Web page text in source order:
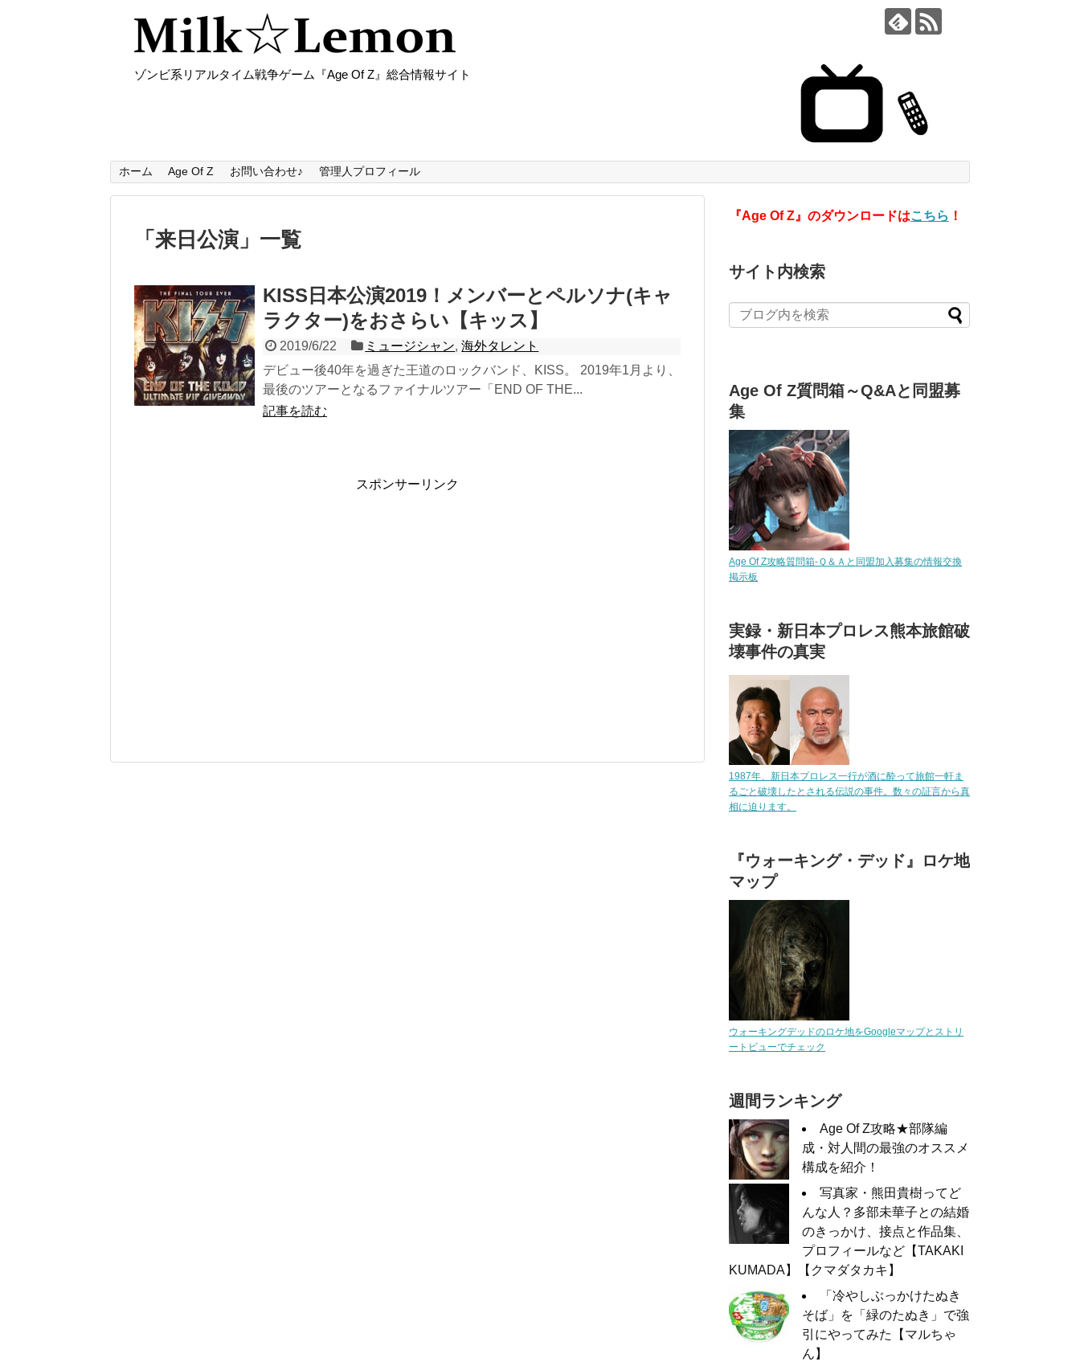
ゾンビ系リアルタイム戦争ゲーム『Age Of Z』総合情報サイト
ホーム Age Of Z お問い合わせ♪ 管理人プロフィール
「 来日公演 」 一覧
KISS日本公演2019！メンバーとペルソナ(キャ
ラクター)をおさらい【キッス】
2019/6/22 ミュージシャン,海外タレント
デビュー後40年を過ぎた王道のロックバンド、KISS。 2019年1月より、
最後のツアーとなるファイナルツアー「END OF THE...
記事を読む
スポンサーリンク
『Age Of Z』のダウンロードはこちら ！
サイト内検索
Age Of Z質問箱～Q&Aと同盟募
集
Age Of Z攻略質問箱-Ｑ＆Ａと同盟加入募集の情報交換
掲示板
実録・新日本プロレス熊本旅館破
壊事件の真実
1987年、新日本プロレス一行が酒に酔って旅館一軒ま
るごと破壊したとされる伝説の事件。数々の証言から真
相に迫ります。
『ウォーキング・デッド』ロケ地
マップ
ウォーキングデッドのロケ地をGoogleマップとストリ
ートビューでチェック
週間ランキング
Age Of Z攻略★部隊編
成・対人間の最強のオススメ
構成を紹介！
写真家・熊田貴樹ってど
んな人？多部未華子との結婚
のきっかけ、接点と作品集、
プロフィールなど【TAKAKI
KUMADA】【クマダタカキ】
「冷やしぶっかけたぬき
そば」を「緑のたぬき」で強
引にやってみた【マルちゃ
ん】